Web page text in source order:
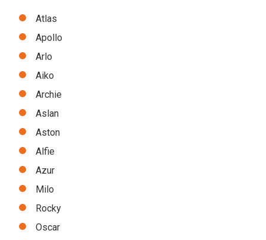
Atlas
Apollo
Arlo
Aiko
Archie
Aslan
Aston
Alfie
Azur
Milo
Rocky
Oscar